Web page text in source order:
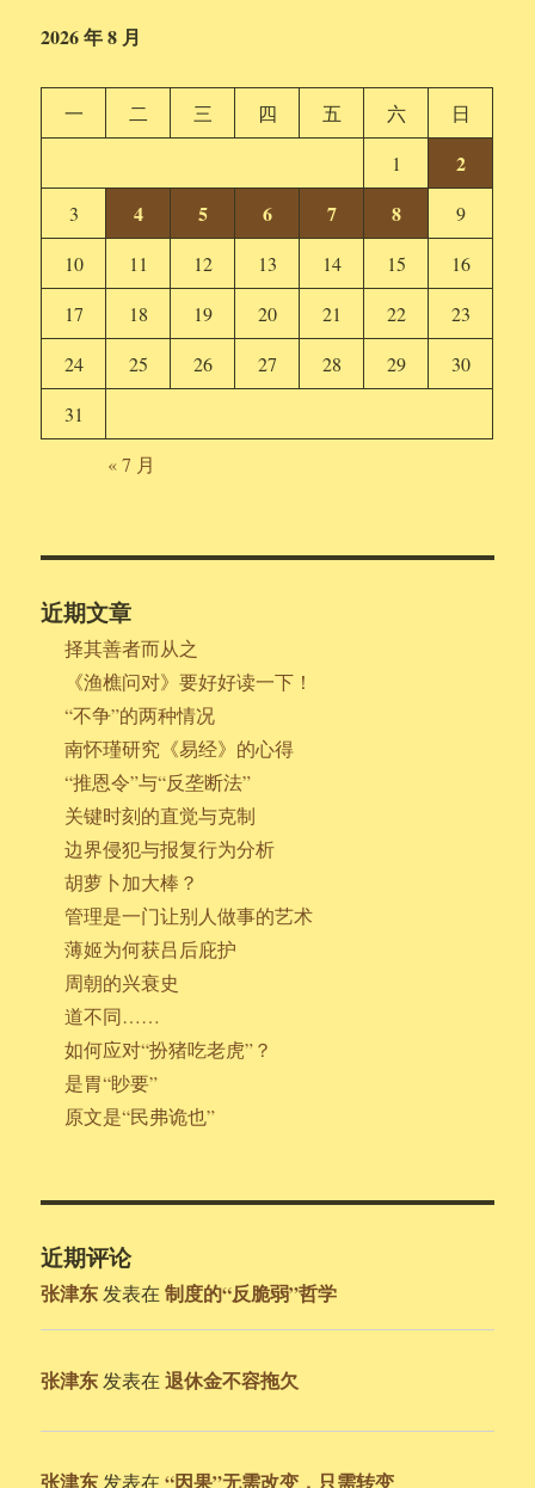
2026 年 8 月
一 二 三 四 五 六
日
1
2
3 4 5 6 7 8
9
10
11 12 13 14 15
16
17
18 19 20 21 22
23
24
25 26 27 28 29
30
31
« 7 月
近期文章
择其善者而从之
《渔樵问对》要好好读一下！
“不争”的两种情况
南怀瑾研究《易经》的心得
“推恩令”与“反垄断法”
关键时刻的直觉与克制
边界侵犯与报复行为分析
胡萝卜加大棒？
管理是一门让别人做事的艺术
薄姬为何获吕后庇护
周朝的兴衰史
道不同……
如何应对“扮猪吃老虎”？
是胃“眇要”
原文是“民弗诡也”
近期评论
张津东 发表在制度的“反脆弱”哲学
张津东 发表在退休金不容拖欠
张津东 发表在“因果”无需改变，只需转变